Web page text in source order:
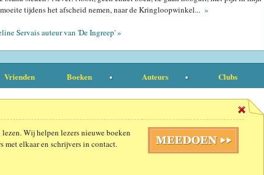
tijdens het afscheid nemen, naar de Kringloopwinkel... »
Servais auteur van 'De Ingreep' »
Vrienden Boeken Auteurs Clubs
Wij helpen lezers nieuwe boeken
met elkaar en schrijvers in contact.